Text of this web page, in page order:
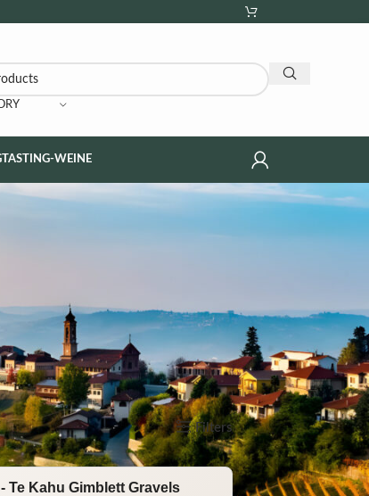
TASTING-WEINE
9 12 18 24 Filters
Te Kahu Gimblett Gravels